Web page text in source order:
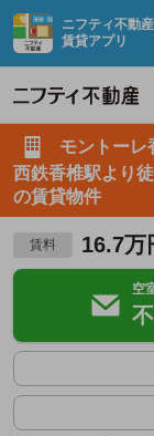
ニフティ不動産
賃貸アプリ
モントー
西鉄香椎駅より
の賃貸物件
賃料 16.7万
空